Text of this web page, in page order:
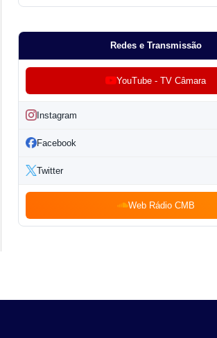
Redes e Transmissão
YouTube - TV Câmara
Instagram
Facebook
Twitter
Web Rádio CMB